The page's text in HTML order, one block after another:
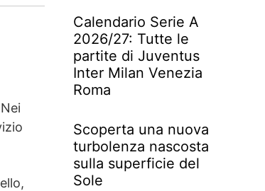
Calendario Serie A
2026/27: Tutte le
partite di Juventus
Inter Milan Venezia
Roma
Scoperta una nuova
turbolenza nascosta
sulla superficie del
Sole